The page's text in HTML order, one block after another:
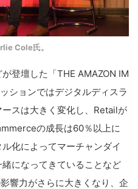
Cole氏。
登壇した「THE AMAZON IM
ションではデジタルディスラ
スは大きく変化し、 Retailが
の成長は60％以上に
化によってマーチャンダイ
になってきていることなど
響力がさらに大きくなり、企